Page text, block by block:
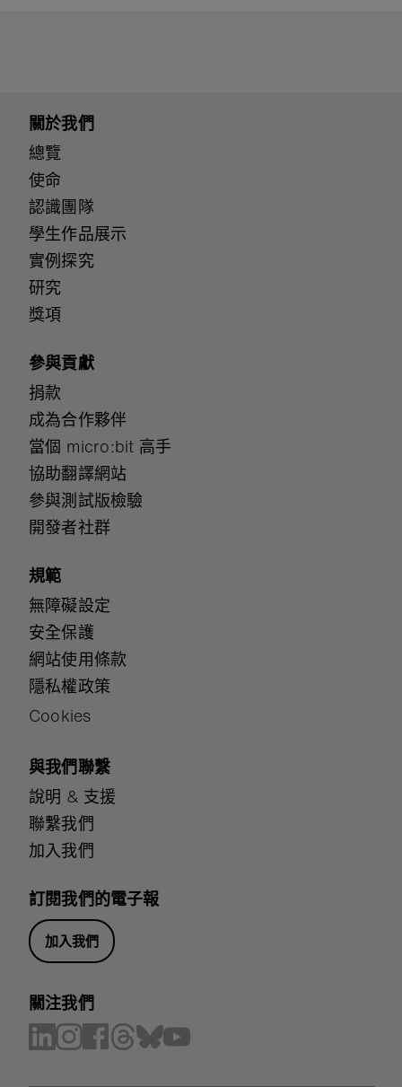
關於我們
總覽
使命
認識團隊
學生作品展示
實例探究
研究
獎項
參與貢獻
捐款
成為合作夥伴
當個 micro:bit 高手
協助翻譯網站
參與測試版檢驗
開發者社群
規範
無障礙設定
安全保護
網站使用條款
隱私權政策
Cookies
與我們聯繫
說明 & 支援
聯繫我們
加入我們
訂閱我們的電子報
加入我們
關注我們